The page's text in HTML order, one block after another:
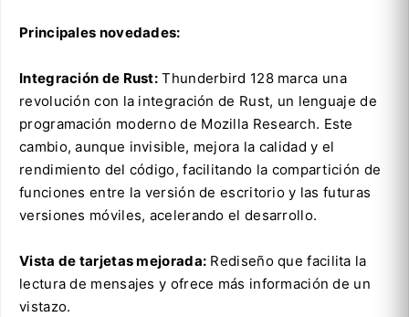
Principales novedades:
Integración de Rust: Thunderbird 128 marca una
revolución con la integración de Rust, un lenguaje de
programación moderno de Mozilla Research. Este
cambio, aunque invisible, mejora la calidad y el
rendimiento del código, facilitando la compartición de
funciones entre la versión de escritorio y las futuras
versiones móviles, acelerando el desarrollo.
Vista de tarjetas mejorada: Rediseño que facilita la
lectura de mensajes y ofrece más información de un
vistazo.